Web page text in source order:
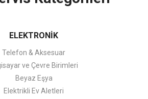
ELEKTRONİK
Telefon & Aksesuar
ve Çevre Birimleri
Beyaz Eşya
Elektrikli Ev Aletleri